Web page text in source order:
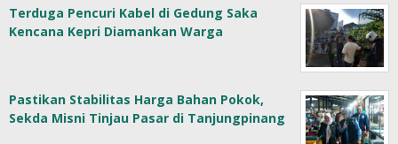
Terduga Pencuri Kabel di Gedung Saka
Kencana Kepri Diamankan Warga
Pastikan Stabilitas Harga Bahan Pokok,
Sekda Misni Tinjau Pasar di Tanjungpinang